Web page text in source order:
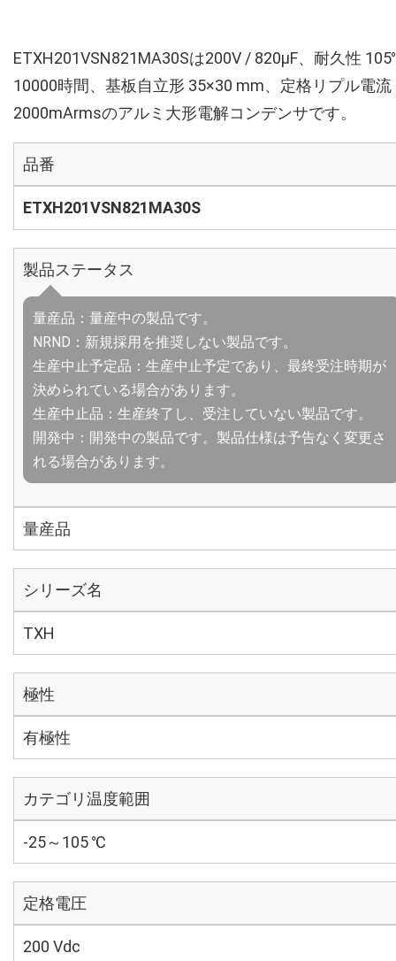
ETXH201VSN821MA30Sは200V / 820µF、耐久性
10000時間、基板自立形 35×30 mm、定格リプル電流
2000mArmsのアルミ大形電解コンデンサです。
品番
ETXH201VSN821MA30S
製品ステータス
量産品：量産中の製品です。
NRND：新規採用を推奨しない製品です。
生産中止予定品：生産中止予定であり、最終受注時期が
決められている場合があります。
生産中止品：生産終了し、受注していない製品です。
開発中：開発中の製品です。製品仕様は予告なく変更さ
れる場合があります。
量産品
シリーズ名
TXH
極性
有極性
カテゴリ温度範囲
-25～105 ℃
定格電圧
200 Vdc